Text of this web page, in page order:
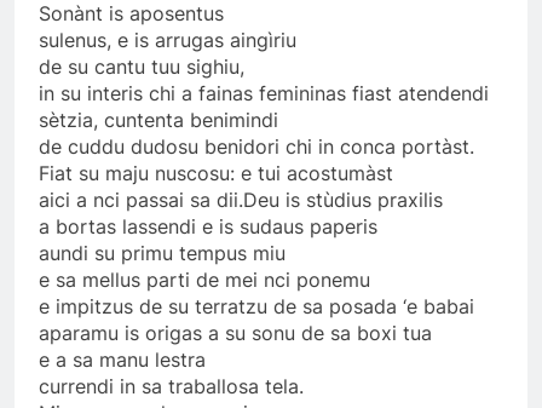
Sonànt is aposentus
sulenus, e is arrugas aingìriu
de su cantu tuu sighiu,
in su interis chi a fainas femininas fiast atendendi
sètzia, cuntenta benimindi
de cuddu dudosu benidori chi in conca portàst.
Fiat su maju nuscosu: e tui acostumàst
aici a nci passai sa dii.Deu is stùdius praxilis
a bortas lassendi e is sudaus paperis
aundi su primu tempus miu
e sa mellus parti de mei nci ponemu
e impitzus de su terratzu de sa posada ‘e babai
aparamu is origas a su sonu de sa boxi tua
e a sa manu lestra
currendi in sa traballosa tela.